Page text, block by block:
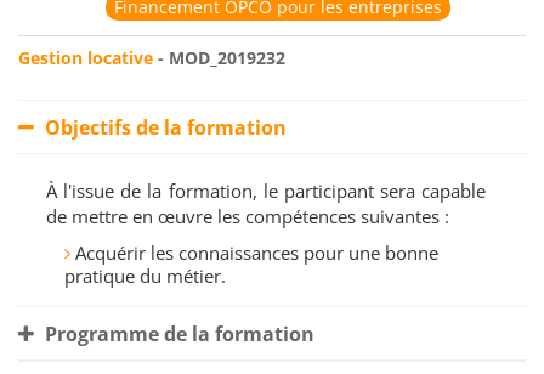
Financement OPCO pour les entreprises
Gestion locative - MOD_2019232
Objectifs de la formation
À l'issue de la formation, le participant sera capable
de mettre en œuvre les compétences suivantes :
Acquérir les connaissances pour une bonne
pratique du métier.
Programme de la formation